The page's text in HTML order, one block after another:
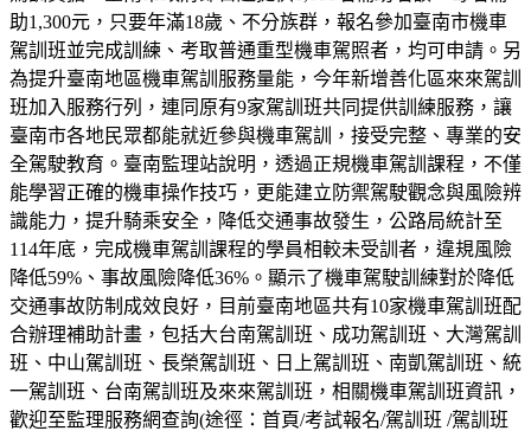
助1,300元，只要年滿18歲、不分族群，報名參加臺南市機車
駕訓班並完成訓練、考取普通重型機車駕照者，均可申請。另
為提升臺南地區機車駕訓服務量能，今年新增善化區來來駕訓
班加入服務行列，連同原有9家駕訓班共同提供訓練服務，讓
臺南市各地民眾都能就近參與機車駕訓，接受完整、專業的安
全駕駛教育。臺南監理站說明，透過正規機車駕訓課程，不僅
能學習正確的機車操作技巧，更能建立防禦駕駛觀念與風險辨
識能力，提升騎乘安全，降低交通事故發生，公路局統計至
114年底，完成機車駕訓課程的學員相較未受訓者，違規風險
降低59%、事故風險降低36%。顯示了機車駕駛訓練對於降低
交通事故防制成效良好，目前臺南地區共有10家機車駕訓班配
合辦理補助計畫，包括大台南駕訓班、成功駕訓班、大灣駕訓
班、中山駕訓班、長榮駕訓班、日上駕訓班、南凱駕訓班、統
一駕訓班、台南駕訓班及來來駕訓班，相關機車駕訓班資訊，
歡迎至監理服務網查詢(途徑：首頁/考試報名/駕訓班 /駕訓班